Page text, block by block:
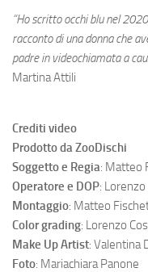
“Ho scritto occhi blu nel
racconto di una donna che
padre in videochiamata a
Martina Attili
Crediti video
Prodotto da ZooDischi
Soggetto e Regia: Matteo
Operatore e DOP:
Montaggio: Matteo
Color grading: Lorenzo
Make Up Artist: Valentina
Foto: Mariachiara Panone